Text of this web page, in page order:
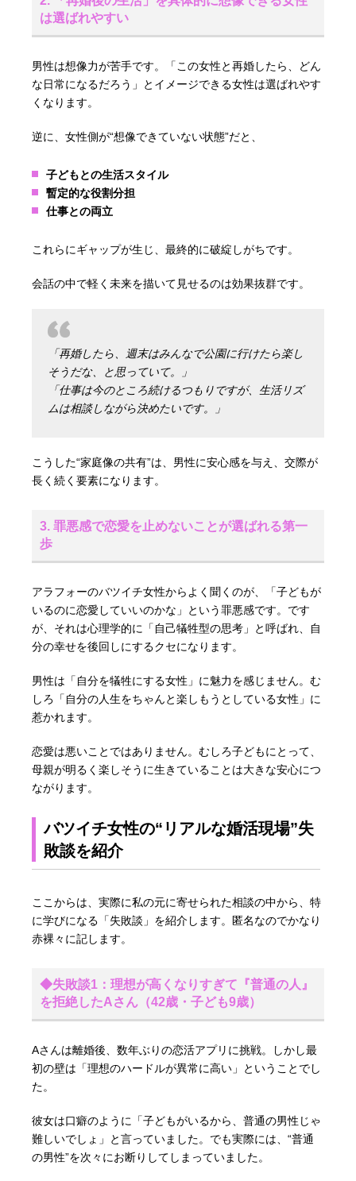
は選ばれやすい
男性は想像力が苦手です。「この女性と再婚したら、どん
な日常になるだろう」とイメージできる女性は選ばれやす
くなります。
逆に、女性側が“想像できていない状態”だと、
子どもとの生活スタイル
暫定的な役割分担
仕事との両立
これらにギャップが生じ、最終的に破綻しがちです。
会話の中で軽く未来を描いて見せるのは効果抜群です。
「再婚したら、週末はみんなで公園に行けたら楽し
そうだな、と思っていて。」
「仕事は今のところ続けるつもりですが、生活リズ
ムは相談しながら決めたいです。」
こうした“家庭像の共有”は、男性に安心感を与え、交際が
長く続く要素になります。
3. 罪悪感で恋愛を止めないことが選ばれる第一
歩
アラフォーのバツイチ女性からよく聞くのが、「子どもが
いるのに恋愛していいのかな」という罪悪感です。です
が、それは心理学的に「自己犠牲型の思考」と呼ばれ、自
分の幸せを後回しにするクセになります。
男性は「自分を犠牲にする女性」に魅力を感じません。む
しろ「自分の人生をちゃんと楽しもうとしている女性」に
惹かれます。
恋愛は悪いことではありません。むしろ子どもにとって、
母親が明るく楽しそうに生きていることは大きな安心につ
ながります。
バツイチ女性の“リアルな婚活現場”失
敗談を紹介
ここからは、実際に私の元に寄せられた相談の中から、特
に学びになる「失敗談」を紹介します。匿名なのでかなり
赤裸々に記します。
◆失敗談1：理想が高くなりすぎて『普通の人』
を拒絶したAさん（42歳・子ども9歳）
Aさんは離婚後、数年ぶりの恋活アプリに挑戦。しかし最
初の壁は「理想のハードルが異常に高い」ということでし
た。
彼女は口癖のように「子どもがいるから、普通の男性じゃ
難しいでしょ」と言っていました。でも実際には、“普通
の男性”を次々にお断りしてしまっていました。